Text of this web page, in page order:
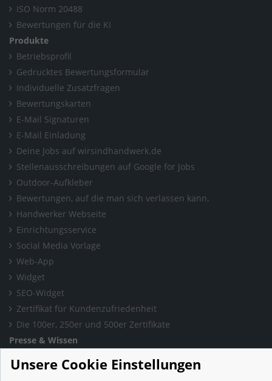
ISO Norm 20488
Bewertungen für die KI
Produkte
Betriebsprofil
Gedrucktes Bewertungsformular
Individuelle Zusatzfragen
Bewertungskarten
E-Mail Signaturen
E-Mail Einladung
Deine Jobs auf wirsindhandwerk.de
Stellenausschreibungen auf Google for Jobs
Outdoor-Aufkleber
Bewertungen, auf die man sich verlassen kann.
Handwerker Webseite
Einrichtungsservice
Social Media Vorlage
Web-App
Widget
SEO-Widget
Zertifikat für Kundenzufriedenheit
Die 100er, 250er und 500er Zertifikate
Presse & Wissen
Blog
Unsere Cookie Einstellungen